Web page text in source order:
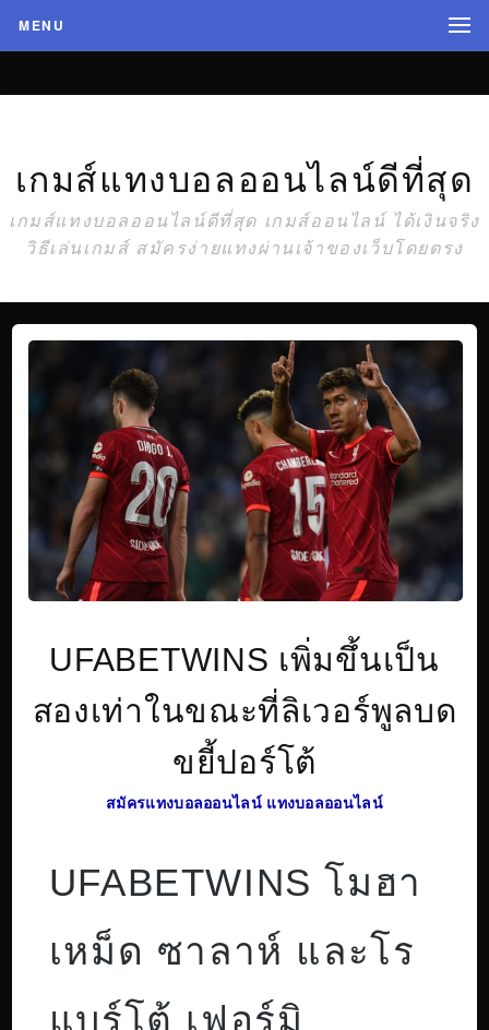
MENU
เกมส์แทงบอลออนไลน์ดีที่สุด
เกมส์แทงบอลออนไลน์ดีที่สุด เกมส์ออนไลน์ ได้เงินจริง
วิธีเล่นเกมส์ สมัครง่ายแทงผ่านเจ้าของเว็บโดยตรง
UFABETWINS เพิ่มขึ้นเป็น
สองเท่าในขณะที่ลิเวอร์พูลบด
ขยี้ปอร์โต้
สมัครแทงบอลออนไลน์ แทงบอลออนไลน์
UFABETWINS โมฮา
เหม็ด ซาลาห์ และโร
แบร์โต้ เฟอร์มิ